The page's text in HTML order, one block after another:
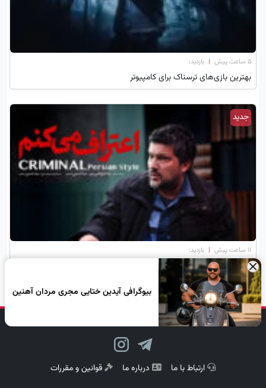
۵ ساعت پیش | بازدید:
بهترین بازی‌های ترسناک برای کامپیوتر
جدید
۱۱ ساعت پیش | بازدید:
بازیگران سریال اعتراف می‌کنم؛ داستان، زمان پخش و هرآنچه باید بدانید×
بیوگرافی آیدین ختایی مجری مردان آهنین
دنبال کن، لبخند بزن!
ارتباط با ما درباره ما قوانین و مقررات